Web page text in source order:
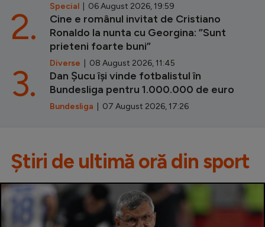
Special | 06 August 2026, 19:59
Cine e românul invitat de Cristiano
Ronaldo la nunta cu Georgina: ”Sunt
prieteni foarte buni”
Diverse | 08 August 2026, 11:45
2.
Dan Șucu își vinde fotbalistul în
Bundesliga pentru 1.000.000 de euro
Bundesliga | 07 August 2026, 17:26
3.
Știri de ultimă oră din sport